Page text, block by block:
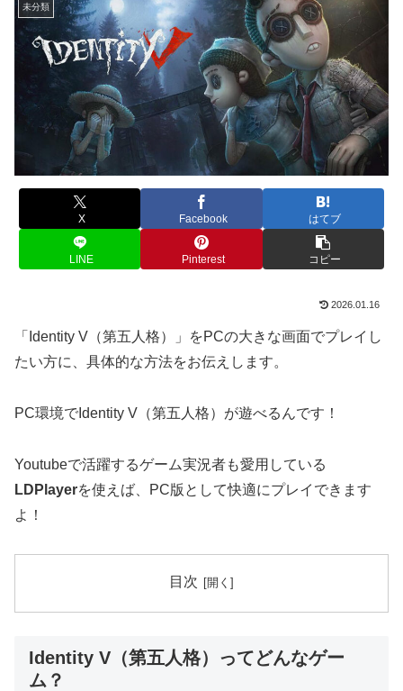
未分類
X Facebook はてブ
LINE Pinterest コピー
2026.01.16
「Identity V（第五人格）」をPCの大きな画面でプレイし
たい方に、具体的な方法をお伝えします。
PC環境でIdentity V（第五人格）が遊べるんです！
Youtubeで活躍するゲーム実況者も愛用している
LDPlayerを使えば、PC版として快適にプレイできます
よ！
目次
Identity V（第五人格）ってどんなゲー
ム？